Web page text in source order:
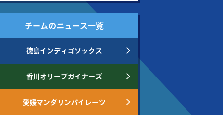
チームのニュース一覧
徳島インディゴソックス
香川オリーブガイナーズ
愛媛マンダリンパイレーツ